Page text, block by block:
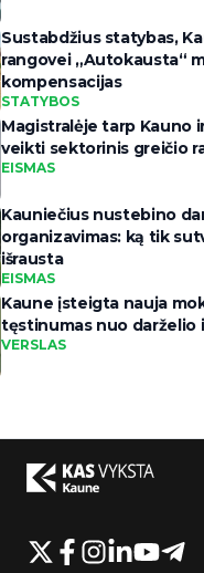
Sustabdžius statybas,
rangovei „Autokausta“
kompensacijas
STATYBOS
Magistralėje tarp Kauno
veikti sektorinis greičio
EISMAS
Kauniečius nustebino
organizavimas: ką tik
išrausta
EISMAS
Kaune įsteigta nauja
tęstinumas nuo darželio
VERSLAS